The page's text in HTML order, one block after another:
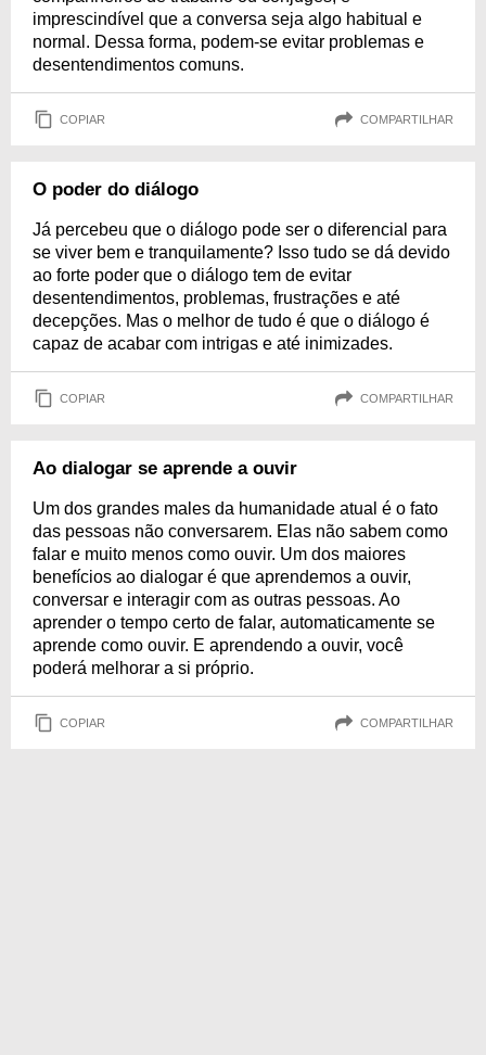
imprescindível que a conversa seja algo habitual e
normal. Dessa forma, podem-se evitar problemas e
desentendimentos comuns.
COPIAR COMPARTILHAR
O poder do diálogo
Já percebeu que o diálogo pode ser o diferencial para
se viver bem e tranquilamente? Isso tudo se dá devido
ao forte poder que o diálogo tem de evitar
desentendimentos, problemas, frustrações e até
decepções. Mas o melhor de tudo é que o diálogo é
capaz de acabar com intrigas e até inimizades.
COPIAR COMPARTILHAR
Ao dialogar se aprende a ouvir
Um dos grandes males da humanidade atual é o fato
das pessoas não conversarem. Elas não sabem como
falar e muito menos como ouvir. Um dos maiores
benefícios ao dialogar é que aprendemos a ouvir,
conversar e interagir com as outras pessoas. Ao
aprender o tempo certo de falar, automaticamente se
aprende como ouvir. E aprendendo a ouvir, você
poderá melhorar a si próprio.
COPIAR COMPARTILHAR